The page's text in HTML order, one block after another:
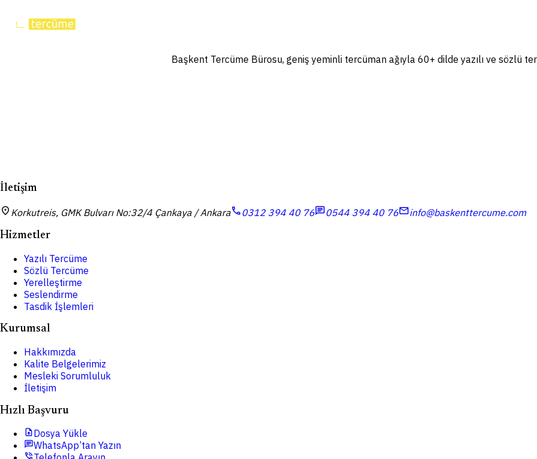
Başkent Tercüme Bürosu, geniş yeminli tercüman ağıyla 60+ dilde yazılı ve sözlü
İletişim
location_on Korkutreis, GMK Bulvarı No:32/4 Çankaya / Ankaracall 0312 394 40 76chat0544 394 40 76mailinfo@baskenttercume.com
Hizmetler
Yazılı Tercüme
Sözlü Tercüme
Yerelleştirme
Seslendirme
Tasdik İşlemleri
Kurumsal
Hakkımızda
Kalite Belgelerimiz
Mesleki Sorumluluk
İletişim
Hızlı Başvuru
upload_fileDosya Yükle
chatWhatsApp’tan Yazın
phone_in_talk